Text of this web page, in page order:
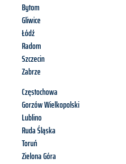
Bytom
Gliwice
Łódź
Radom
Szczecin
Zabrze
Częstochowa
Gorzów Wielkopolski
Lublino
Ruda Śląska
Toruń
Zielona Góra